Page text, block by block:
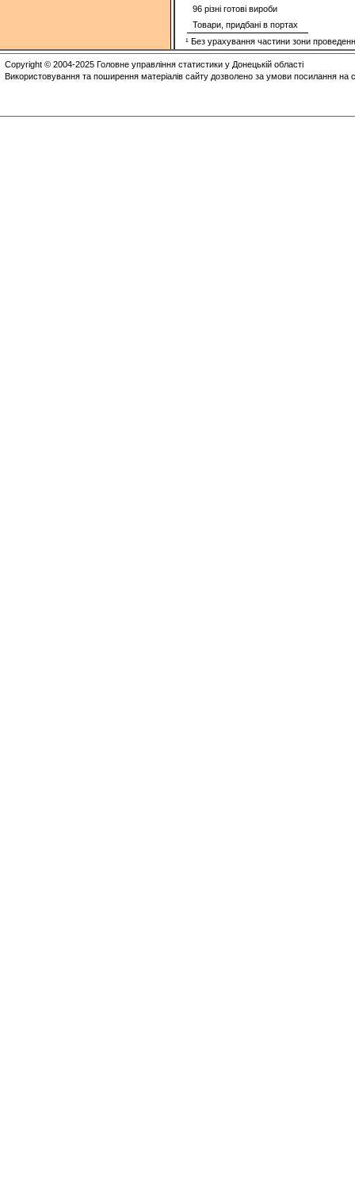
96 рiзнi готовi вироби
Товари, придбані в портах
¹ Без урахування частини зони
Copyright © 2004-2025 Головне управління статистики у Донецькій області
Використовування та поширення матеріалів сайту дозволено за умови посилання на